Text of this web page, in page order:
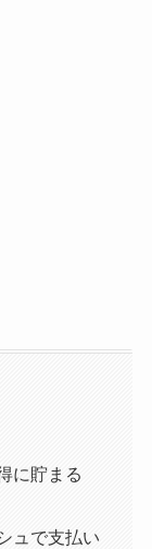
に貯まる
ュで支払い